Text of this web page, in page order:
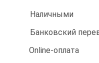
Наличными
Банковский
Online-оплата